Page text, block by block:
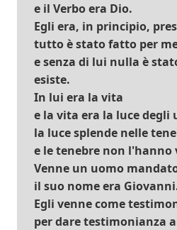
e il Verbo era Dio.
Egli era, in principio,
tutto è stato fatto per
e senza di lui nulla è
esiste.
In lui era la vita
e la vita era la luce degli
la luce splende nelle
e le tenebre non l'hanno
Venne un uomo
il suo nome era
Egli venne come
per dare testimonianza